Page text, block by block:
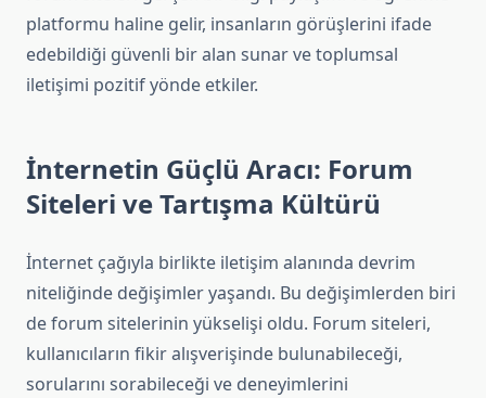
platformu haline gelir, insanların görüşlerini ifade
edebildiği güvenli bir alan sunar ve toplumsal
iletişimi pozitif yönde etkiler.
İnternetin Güçlü Aracı: Forum
Siteleri ve Tartışma Kültürü
İnternet çağıyla birlikte iletişim alanında devrim
niteliğinde değişimler yaşandı. Bu değişimlerden biri
de forum sitelerinin yükselişi oldu. Forum siteleri,
kullanıcıların fikir alışverişinde bulunabileceği,
sorularını sorabileceği ve deneyimlerini